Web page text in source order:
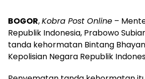
BOGOR,Kobra Post Online –
Republik Indonesia, Prabowo
tanda kehormatan Bintang
Kepolisian Negara Republik